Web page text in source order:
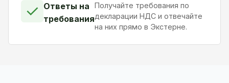
✓ Ответы на
требования
Получайте требования по
декларации НДС и отвечайте
на них прямо в Экстерне.